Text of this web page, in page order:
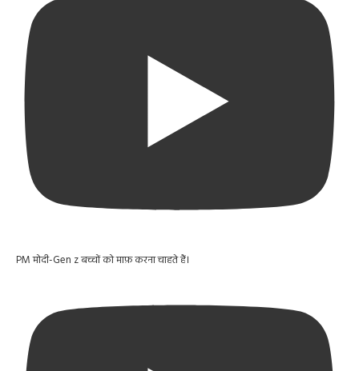
PM मोदी-Gen z बच्चों को माफ़ करना चाहते हैं।